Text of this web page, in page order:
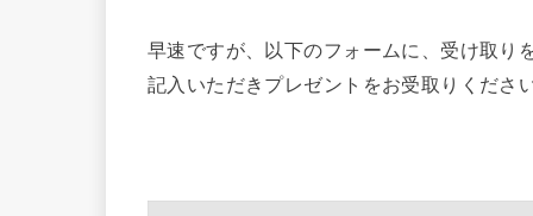
早速ですが、以下のフォームに、受け取り
記入いただきプレゼントをお受取りくださ